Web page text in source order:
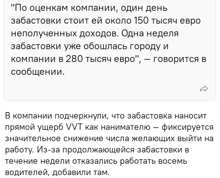
"По оценкам компании, один день
забастовки стоит ей около 150 тысяч евро
неполученных доходов. Одна неделя
забастовки уже обошлась городу и
компании в 280 тысяч евро", — говорится в
сообщении.
В компании подчеркнули, что забастовка наносит
прямой ущерб VVT как нанимателю — фиксируется
значительное снижение числа желающих выйти на
работу. Из-за продолжающейся забастовки в
течение недели отказались работать восемь
водителей, добавили там.